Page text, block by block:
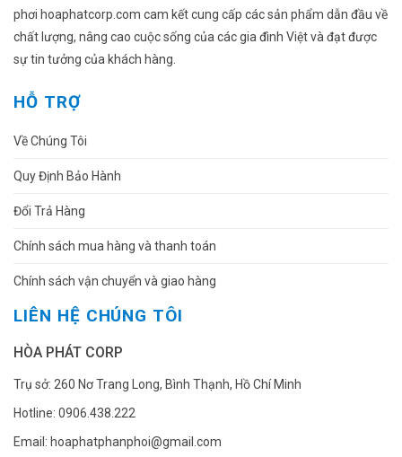
phơi hoaphatcorp.com cam kết cung cấp các sản phẩm dẫn đầu về
chất lượng, nâng cao cuộc sống của các gia đình Việt và đạt được
sự tin tưởng của khách hàng.
HỖ TRỢ
Về Chúng Tôi
Quy Định Bảo Hành
Đổi Trả Hàng
Chính sách mua hàng và thanh toán
Chính sách vận chuyển và giao hàng
LIÊN HỆ CHÚNG TÔI
HÒA PHÁT CORP
Trụ sở: 260 Nơ Trang Long, Bình Thạnh, Hồ Chí Minh
Hotline: 0906.438.222
Email: hoaphatphanphoi@gmail.com